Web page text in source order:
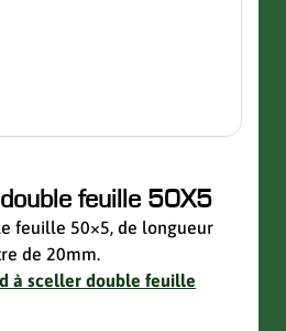
feuille 50X5
feuille 50×5, de longueur
de 20mm.
à sceller double feuille